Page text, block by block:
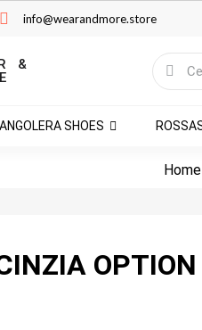
info@wearandmore.store
&
SHOES
Home